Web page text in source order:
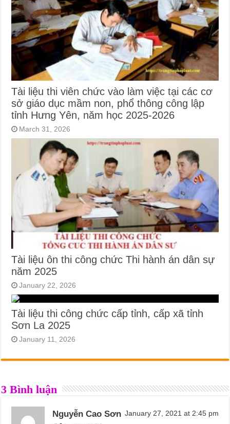
Tài liệu thi viên chức vào làm việc tại các cơ
sở giáo dục mầm non, phổ thông công lập
tỉnh Hưng Yên, năm học 2025-2026
March 31, 2026
Tài liệu ôn thi công chức Thi hành án dân sự
năm 2025
January 22, 2026
Tài liệu thi công chức cấp tỉnh, cấp xã tỉnh
Sơn La 2025
January 11, 2026
3 Bình luận
Nguyễn Cao Sơn January 27, 2021 at 2:45 pm